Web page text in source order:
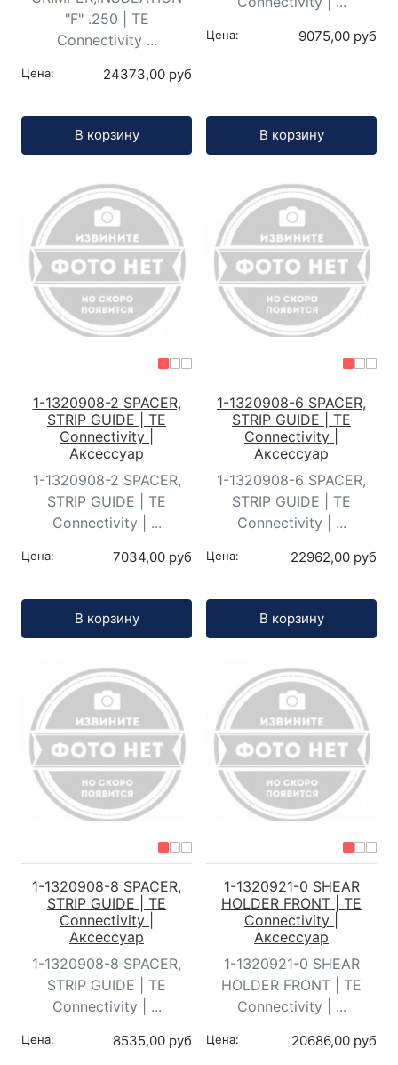
"F" .250 | TE
Connectivity ...
Цена: 24373,00 руб
В корзину
Цена: 9075,00 руб
В корзину
1-1320908-2 SPACER,
STRIP GUIDE | TE
Connectivity |
Аксессуар
1-1320908-2 SPACER,
STRIP GUIDE | TE
Connectivity | ...
Цена: 7034,00 руб
В корзину
1-1320908-6 SPACER,
STRIP GUIDE | TE
Connectivity |
Аксессуар
1-1320908-6 SPACER,
STRIP GUIDE | TE
Connectivity | ...
Цена: 22962,00 руб
В корзину
1-1320908-8 SPACER,
STRIP GUIDE | TE
Connectivity |
Аксессуар
1-1320908-8 SPACER,
STRIP GUIDE | TE
Connectivity | ...
Цена: 8535,00 руб
1-1320921-0 SHEAR
HOLDER FRONT | TE
Connectivity |
Аксессуар
1-1320921-0 SHEAR
HOLDER FRONT | TE
Connectivity | ...
Цена: 20686,00 руб